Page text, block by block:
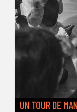
UN TOUR DE